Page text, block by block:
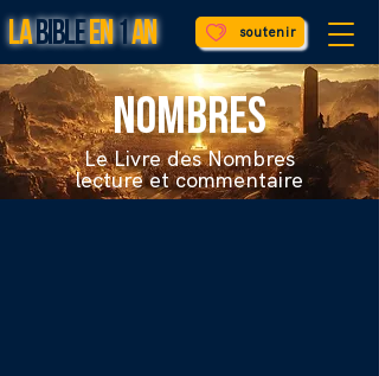
soutenir
LABIBLEEN1AN
Nombres
Le Livre des Nombres
lecture et commentaire